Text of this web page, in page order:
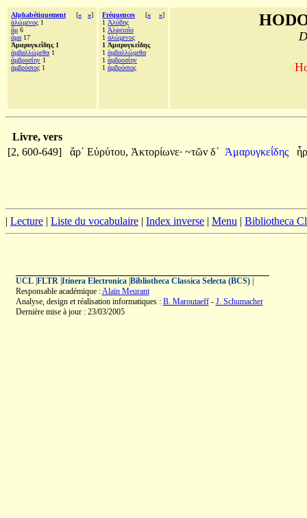
Alphabétiquement [« »]
ἀλώμενος 1
ἅμ 6
ἅμα 17
Ἀμαρυγκεΐδης 1
ἀμβαλλώμεθα 1
ἀμβροσίην 1
ἀμβρόσιος 1
Fréquences [« »]
1 Ἀλύβης
1 Ἀλφειοῖο
1 ἀλώμενος
1 Ἀμαρυγκεΐδης
1 ἀμβαλλώμεθα
1 ἀμβροσίην
1 ἀμβρόσιος
Livre, vers
[2, 600-649]
ἄρ᾽ Εὐρύτου, Ἀκτορίωνε· ~τῶν δ᾽ Ἀμαρυγκεΐδης
| Lecture | Liste du vocabulaire | Index inverse | Menu | Bibliotheca
UCL| FLTR| Itinera Electronica| Bibliotheca Classica Selecta (BCS)|
Responsable académique :Alain Meurant
Analyse, design et réalisation informatiques : B. Maroutaeff- J. Schumacher
Dernière mise à jour : 23/03/2005